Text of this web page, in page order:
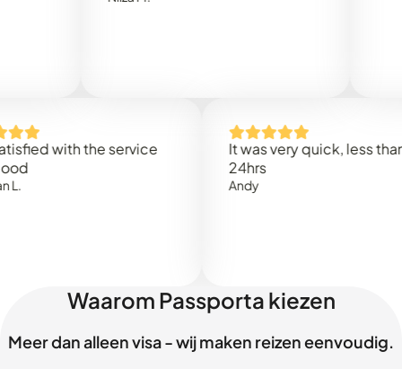
with the service
It was very quick, less than
Waarom Passporta kiezen
Meer dan alleen visa - wij maken reizen eenvoudig.